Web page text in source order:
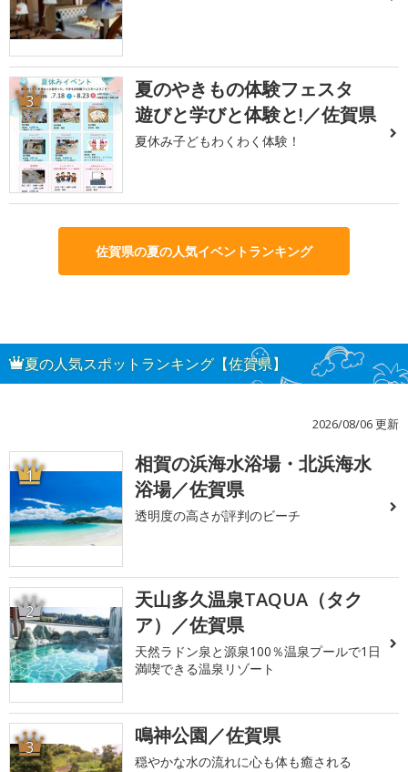
3
夏のやきもの体験フェスタ
遊びと学びと体験と!／佐賀県
夏休み子どもわくわく体験！
佐賀県の夏の人気イベントランキング
夏の人気スポットランキング【佐賀県】
2026/08/06 更新
1
相賀の浜海水浴場・北浜海水
浴場／佐賀県
透明度の高さが評判のビーチ
2
天山多久温泉TAQUA（タク
ア）／佐賀県
天然ラドン泉と源泉100％温泉プールで1日
満喫できる温泉リゾート
3 鳴神公園／佐賀県
穏やかな水の流れに心も体も癒される